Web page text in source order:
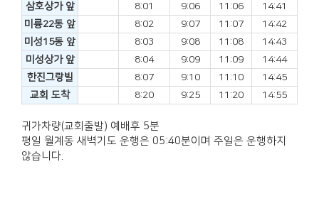
삼호상가 앞
8:01 9:06 11:06
14:41
미륭22동 앞
8:02 9:07 11:07
14:42
미성15동 앞
8:03 9:08 11:08
14:43
미성상가 앞
8:04 9:09 11:09
14:44
한진그랑빌
8:07 9:10 11:10
14:45
교회 도착
8:20 9:25 11:20 14:55
귀가차량(교회출발) 예배후 5분
평일 월계동 새벽기도 운행은 05:40분이며 주일은 운행하지
않습니다.